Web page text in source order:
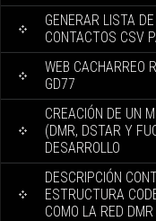
GENERAR LISTA DE
CONTACTOS CSV
WEB CACHARREO
GD77
CREACIÓN DE UN
(DMR, DSTAR Y
DESARROLLO
DESCRIPCIÓN
ESTRUCTURA
COMO LA RED DMR